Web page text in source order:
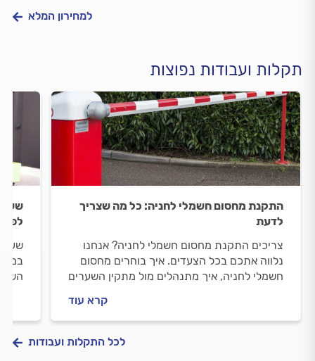
למחירון המלא
תקלות ועבודות נפוצות
התקנת מחסום חשמלי לחניה: כל מה שצריך
לדעת
צריכים התקנת מחסום חשמלי לחניה? אנחנו
נלווה אתכם בכל הצעדים. איך בוחרים מחסום
חשמלי לחניה, איך מתנהלים מול מתקין השערים
קרא עוד
שער
שער
לכל התקלות ועבודות